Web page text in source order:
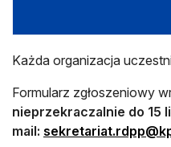
Każda organizacja
Formularz zgłoszeniowy
nieprzekraczalnie do 15
mail: